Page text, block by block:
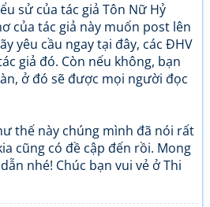
sử của tác giả Tôn Nữ Hỷ
của tác giả này muốn post lên
yêu cầu ngay tại đây, các ĐHV
giả đó. Còn nếu không, bạn
ở đó sẽ được mọi người đọc
thế này chúng mình đã nói rất
cũng có đề cập đến rồi. Mong
nhé! Chúc bạn vui vẻ ở Thi